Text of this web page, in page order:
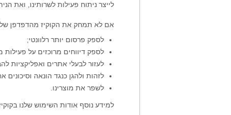
לייצר ניתוח פעילות לשרותינו, ואת
אם לא תמחק את הקוקיז מהדפדפן
לספק פרסום יותר רלוונטי;
לספק דיווחים מרוכזים על
לעזור לבעלי אתרים ואפליקציות
לזהות ולהגן כנגד הונאה
לשפר את מוצרינו.
למידע נוסף אודות השימוש שלנו